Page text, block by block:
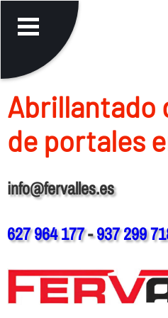
Abrillantado
de portales
info@fervalles.es
627 964 177-937 299